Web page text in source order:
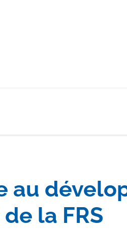
au
la FRS